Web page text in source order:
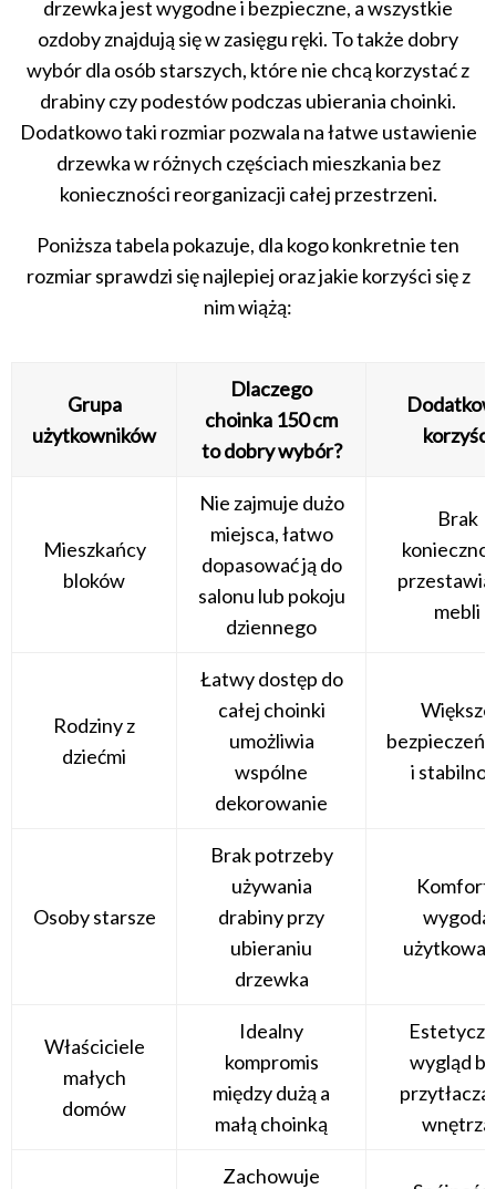
drzewka jest wygodne i bezpieczne, a wszystkie
ozdoby znajdują się w zasięgu ręki. To także dobry
wybór dla osób starszych, które nie chcą korzystać z
drabiny czy podestów podczas ubierania choinki.
Dodatkowo taki rozmiar pozwala na łatwe ustawienie
drzewka w różnych częściach mieszkania bez
konieczności reorganizacji całej przestrzeni.
Poniższa tabela pokazuje, dla kogo konkretnie ten
rozmiar sprawdzi się najlepiej oraz jakie korzyści się z
nim wiążą:
Grupa
użytkowników
Dlaczego
choinka 150 cm
to dobry wybór?
korzyści
Mieszkańcy
bloków
Nie zajmuje dużo
miejsca, łatwo
dopasować ją do
salonu lub pokoju
dziennego
Brak
mebli
Rodziny z
dziećmi
Łatwy dostęp do
całej choinki
umożliwia
wspólne
dekorowanie
Większe
i
Osoby starsze
Brak potrzeby
używania
drabiny przy
ubieraniu
drzewka
Komfort
wygoda
Właściciele
małych
domów
Idealny
kompromis
między dużą a
małą choinką
wygląd
wnętrza
Zachowuje